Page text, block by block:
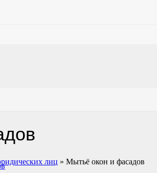
лиц » Мытьё окон и фасадов